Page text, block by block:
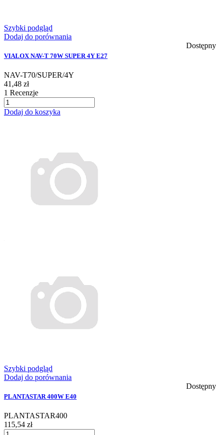
Szybki podgląd
Dodaj do porównania
Dostępny
VIALOX NAV-T 70W SUPER 4Y E27
NAV-T70/SUPER/4Y
41,48 zł
1 Recenzje
Dodaj do koszyka
Szybki podgląd
Dodaj do porównania
Dostępny
PLANTASTAR 400W E40
PLANTASTAR400
115,54 zł